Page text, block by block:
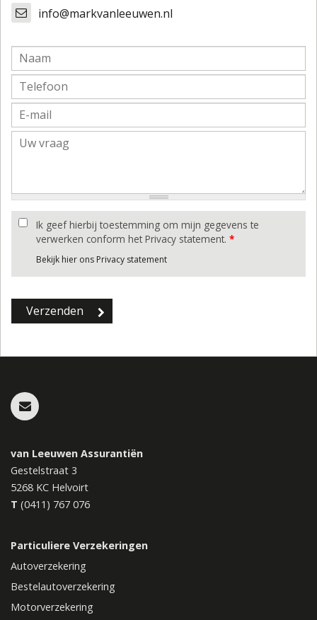
info@markvanleeuwen.nl
Ik geef hierbij toestemming om mijn gegevens te
verwerken conform het Privacy statement. *
Bekijk hier ons Privacy statement
van Leeuwen Assurantiën
Gestelstraat 3
5268 KC Helvoirt
T (0411) 767 076
Particuliere Verzekeringen
Autoverzekering
Bestelautoverzekering
Motorverzekering